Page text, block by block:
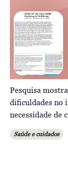
Pesquisa
dificuldades no
necessidade de
Saúde e cuidados